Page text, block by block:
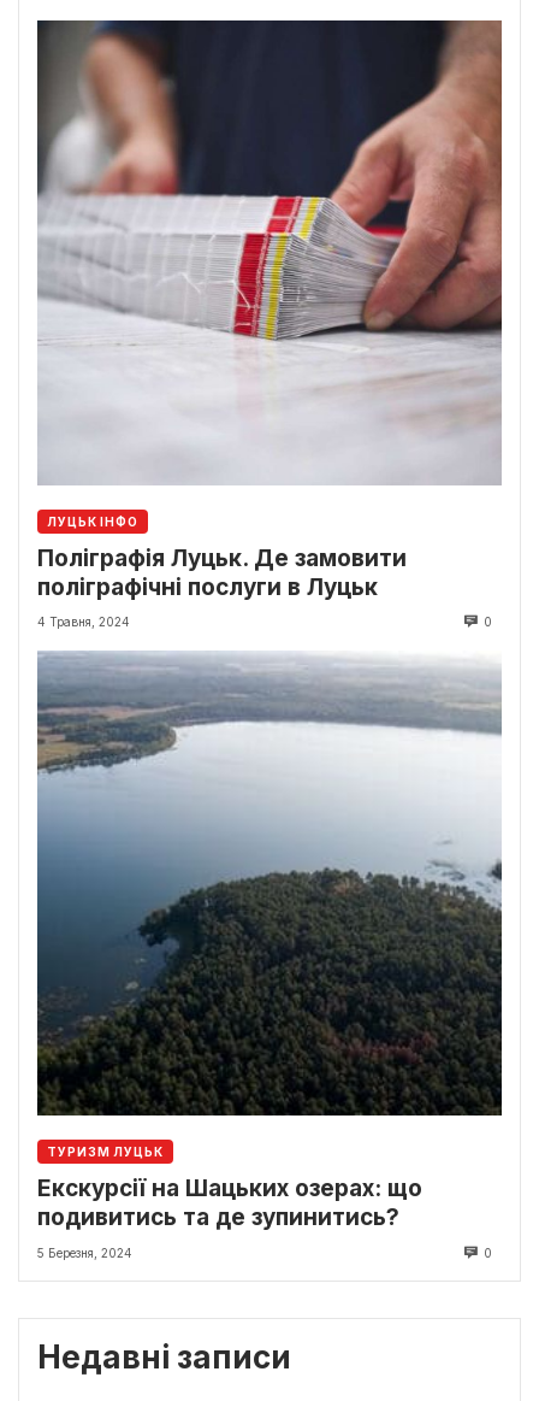
ЛУЦЬК ІНФО
Поліграфія Луцьк. Де замовити
поліграфічні послуги в Луцьк
4 Травня, 2024 0
ТУРИЗМ ЛУЦЬК
Екскурсії на Шацьких озерах: що
подивитись та де зупинитись?
5 Березня, 2024 0
Недавні записи